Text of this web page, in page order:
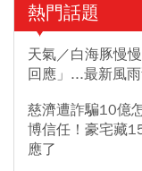
熱門話題
天氣／白海豚慢
回應」...最新風
慈濟遭詐騙10億
博信任！豪宅藏
應了